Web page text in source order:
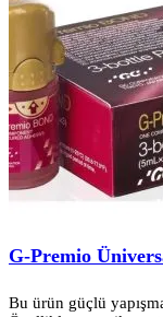
G-Premio
Bu ürün güçlü